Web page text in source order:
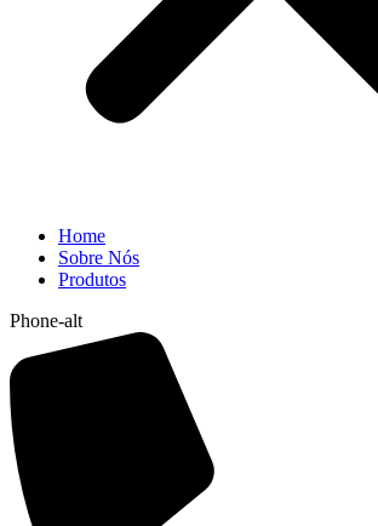
Home
Sobre Nós
Produtos
Phone-alt